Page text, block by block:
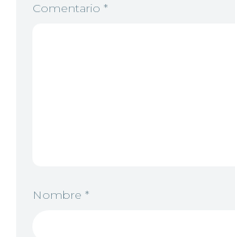
Comentario *
Nombre *